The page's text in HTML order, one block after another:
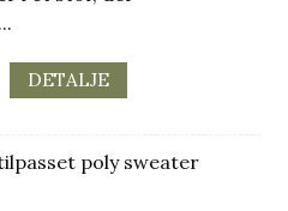
DETALJE